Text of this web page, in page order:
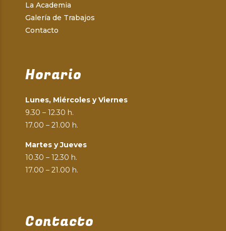
La Academia
Galería de Trabajos
Contacto
Horario
Lunes, Miércoles y Viernes
9.30 – 12.30 h.
17.00 – 21.00 h.
Martes y Jueves
10.30 – 12.30 h.
17.00 – 21.00 h.
Contacto